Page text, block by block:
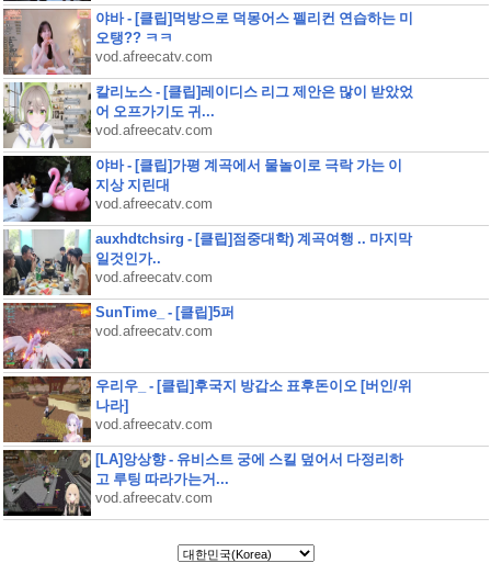
야바 - [클립]먹방으로 덕몽어스 펠리컨 연습하는 미
오탱?? ㅋㅋ
vod.afreecatv.com
칼리노스 - [클립]레이디스 리그 제안은 많이 받았었
어 오프가기도 귀...
vod.afreecatv.com
야바 - [클립]가평 계곡에서 물놀이로 극락 가는 이
지상 지린대
vod.afreecatv.com
auxhdtchsirg - [클립]점중대학) 계곡여행 .. 마지막
일것인가..
vod.afreecatv.com
SunTime_ - [클립]5퍼
vod.afreecatv.com
우리우_ - [클립]후국지 방갑소 표후돈이오 [버인/위
나라]
vod.afreecatv.com
[LA]앙상향 - 유비스트 궁에 스킬 덮어서 다정리하
고 루팅 따라가는거...
vod.afreecatv.com